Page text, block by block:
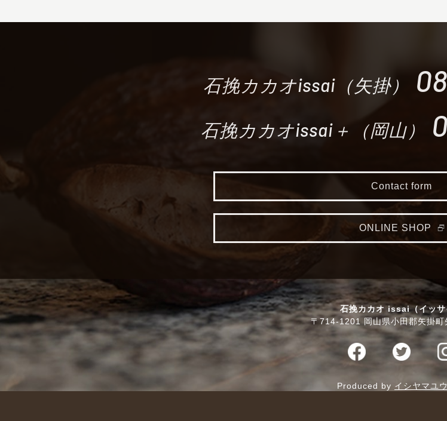
石挽カカオissai（矢掛）
石挽カカオissai＋（岡山）
Contact form
ONLINE SHOP
石挽カカオ issai（イッサ
〒714-1201 岡山県小田郡矢掛町
Produced by イシヤマユ